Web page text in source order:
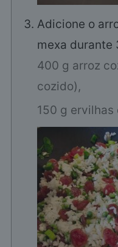
Adicione o
mexa durante
400 g arroz
cozido),
150 g ervilhas